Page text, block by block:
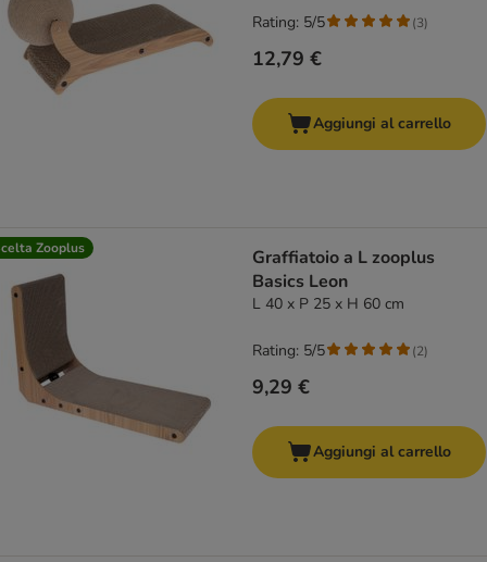
12,79 €
Rating: 5/5 (3)
Aggiungi al carrello
Zooplus
Graffiatoio a L zooplus
Basics Leon
L 40 x P 25 x H 60 cm
9,29 €
Rating: 5/5 (2)
Aggiungi al carrello